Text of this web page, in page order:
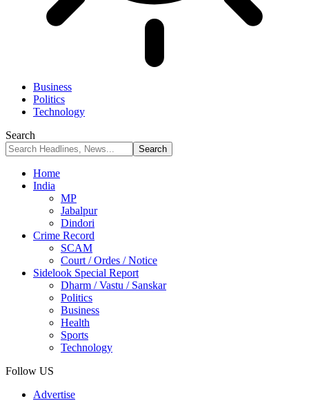
Business
Politics
Technology
Search
Home
India
MP
Jabalpur
Dindori
Crime Record
SCAM
Court / Ordes / Notice
Sidelook Special Report
Dharm / Vastu / Sanskar
Politics
Business
Health
Sports
Technology
Follow US
Advertise